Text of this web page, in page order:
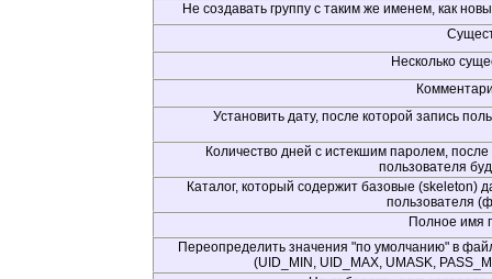
Не создавать группу с таким же именем, как
Несколько
Установить дату, после которой запись
Количество дней с истекшим паролем, после
пользователя
Каталог, который содержит базовые (skeleton)
пользователя
Полное имя
Переопределить значения "по умолчанию" в
(UID_MIN, UID_MAX, UMASK,